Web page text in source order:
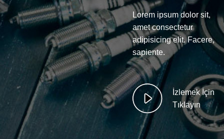
Lorem ipsum dolor sit,
amet consectetur
adipisicing elit. Facere,
sapiente.
İzlemek İçin
Tıklayın